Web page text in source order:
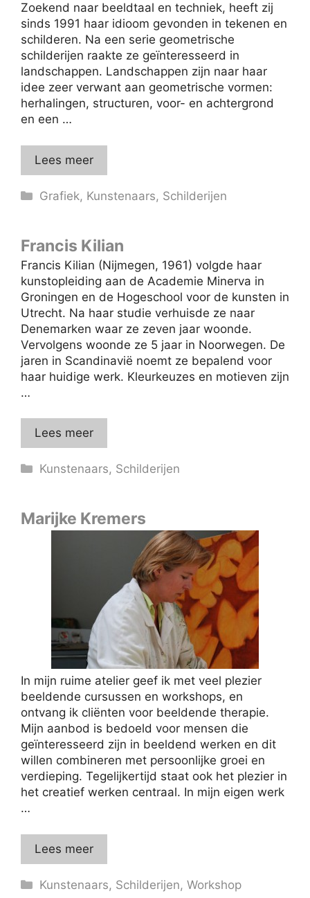
Zoekend naar beeldtaal en techniek, heeft zij
sinds 1991 haar idioom gevonden in tekenen en
schilderen. Na een serie geometrische
schilderijen raakte ze geïnteresseerd in
landschappen. Landschappen zijn naar haar
idee zeer verwant aan geometrische vormen:
herhalingen, structuren, voor- en achtergrond
en een …
Lees meer
Categorieën
Grafiek, Kunstenaars, Schilderijen
Francis Kilian
Francis Kilian (Nijmegen, 1961) volgde haar
kunstopleiding aan de Academie Minerva in
Groningen en de Hogeschool voor de kunsten in
Utrecht. Na haar studie verhuisde ze naar
Denemarken waar ze zeven jaar woonde.
Vervolgens woonde ze 5 jaar in Noorwegen. De
jaren in Scandinavië noemt ze bepalend voor
haar huidige werk. Kleurkeuzes en motieven zijn
…
Lees meer
Categorieën
Kunstenaars, Schilderijen
Marijke Kremers
In mijn ruime atelier geef ik met veel plezier
beeldende cursussen en workshops, en
ontvang ik cliënten voor beeldende therapie.
Mijn aanbod is bedoeld voor mensen die
geïnteresseerd zijn in beeldend werken en dit
willen combineren met persoonlijke groei en
verdieping. Tegelijkertijd staat ook het plezier in
het creatief werken centraal. In mijn eigen werk
…
Lees meer
Categorieën
Kunstenaars, Schilderijen,Workshop